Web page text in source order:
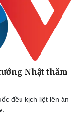
Nhật thăm
đều kịch liệt lên án